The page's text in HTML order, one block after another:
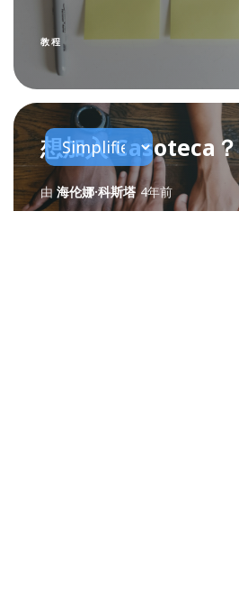
教程
想加入 Casoteca？
由海伦娜·科斯塔 4年前